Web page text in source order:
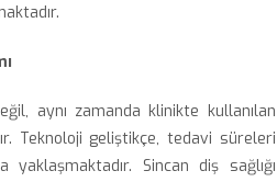
aynı zamanda klinikte kullanılan
Teknoloji geliştikçe, tedavi süreleri
Sincan diş sağlığı